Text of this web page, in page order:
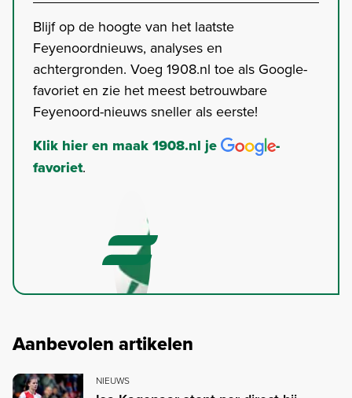
Blijf op de hoogte van het laatste
Feyenoordnieuws, analyses en
achtergronden. Voeg 1908.nl toe als Google-
favoriet en zie het meest betrouwbare
Feyenoord-nieuws sneller als eerste!
Klik hier en maak 1908.nl je
-
favoriet.
Aanbevolen artikelen
NIEUWS